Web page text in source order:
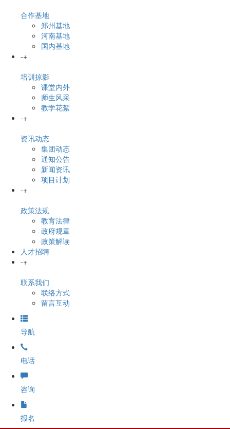
合作基地
郑州基地
河南基地
国内基地
-+
培训掠影
课堂内外
师生风采
教学花絮
-+
资讯动态
集团动态
通知公告
新闻资讯
项目计划
-+
政策法规
教育法律
政府规章
政策解读
人才招聘
-+
联系我们
联络方式
留言互动
导航
电话
咨询
报名